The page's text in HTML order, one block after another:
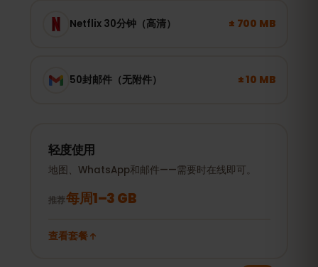
Netflix 30分钟（高清） ± 700 MB
50封邮件（无附件） ± 10 MB
轻度使用
地图、WhatsApp和邮件——需要时在线即可。
推荐每周1–3 GB
查看套餐